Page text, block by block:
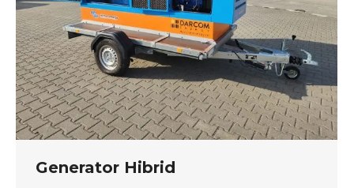
Generator Hibrid